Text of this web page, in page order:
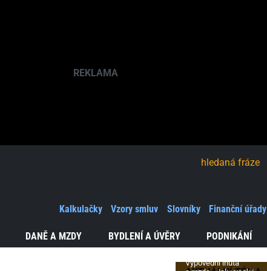
DANĚ A MZDY BYDLENÍ A ÚVĚRY PODNIKÁNÍ
Kalkulačky Vzory smluv Slovníky Finanční úřady
a peníze
Konec
v zaměstnání
a finanční
Výpovědní lhůta